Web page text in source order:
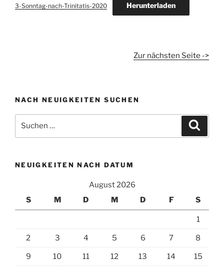
3-Sonntag-nach-Trinitatis-2020 Herunterladen
Zur nächsten Seite ->
NACH NEUIGKEITEN SUCHEN
nach:
NEUIGKEITEN NACH DATUM
August 2026
S
M D M D F S
1
2 3 4 5 6 7 8
9 10 11 12 13 14 15